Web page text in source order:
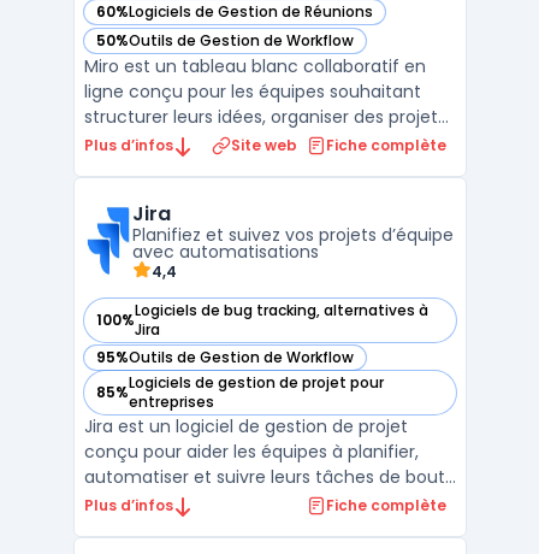
60%Logiciels de Gestion de Réunions
— voir Miro dans cette catégorie
50%Outils de Gestion de Workflow
— voir Miro dans cette catégorie
Miro est un tableau blanc collaboratif en
ligne conçu pour les équipes souhaitant
structurer leurs idées, organiser des projets
et faciliter la créativité en groupe. Cet outil
créer des cartes mentales et construire des
...
Plus d’infos Site web Fiche complète
Jira
Planifiez et suivez vos projets d’équipe
avec automatisations
4,4
100%Logiciels de bug tracking, alternatives à
Jira
— voir Jira dans cette catégorie
95%Outils de Gestion de Workflow
— voir Jira dans cette catégorie
85%Logiciels de gestion de projet pour
entreprises
— voir Jira dans cette catégorie
Jira est un logiciel de gestion de projet
conçu pour aider les équipes à planifier,
automatiser et suivre leurs tâches de bout
en bout. Dans un contexte où la
Plus d’infos Fiche complète